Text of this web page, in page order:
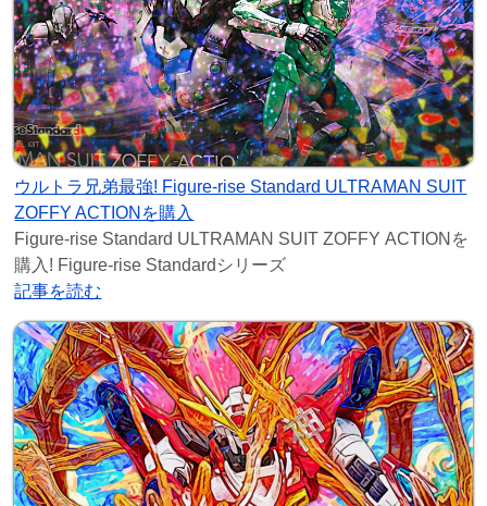
ウルトラ兄弟最強! Figure-rise Standard ULTRAMAN SUIT
ZOFFY ACTIONを購入
Figure-rise Standard ULTRAMAN SUIT ZOFFY ACTIONを
購入! Figure-rise Standardシリーズ
記事を読む